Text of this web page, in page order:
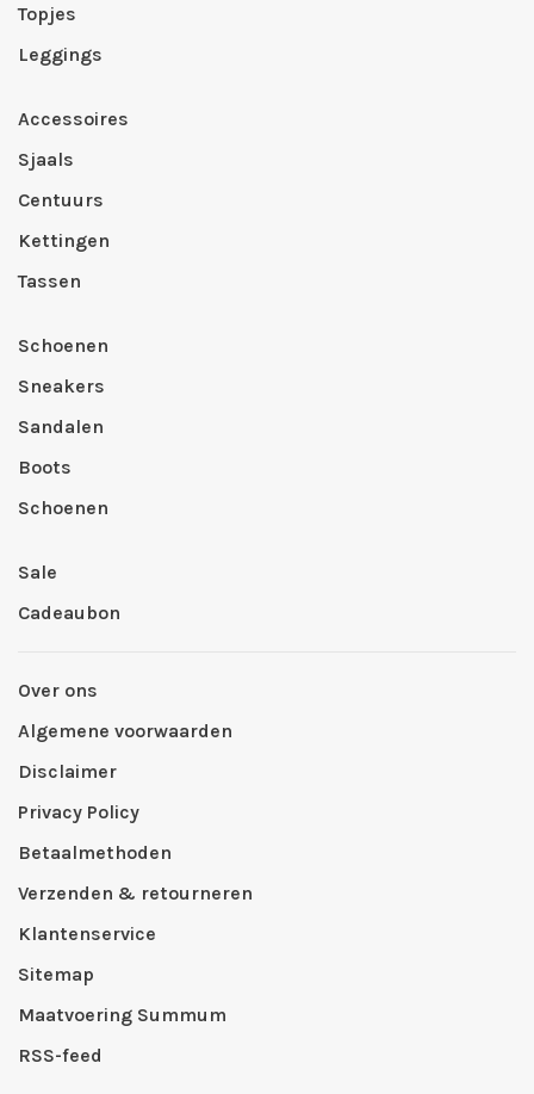
Topjes
Leggings
Accessoires
Sjaals
Centuurs
Kettingen
Tassen
Schoenen
Sneakers
Sandalen
Boots
Schoenen
Sale
Cadeaubon
Over ons
Algemene voorwaarden
Disclaimer
Privacy Policy
Betaalmethoden
Verzenden & retourneren
Klantenservice
Sitemap
Maatvoering Summum
RSS-feed